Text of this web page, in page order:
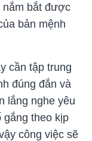
nắm bắt được
bản mệnh
cần tập trung
đúng đắn và
lắng nghe yêu
gắng theo kịp
công việc sẽ